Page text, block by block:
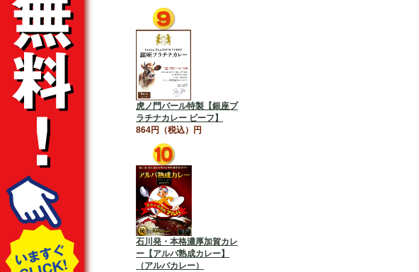
虎ノ門バール特製【銀座プ
ラチナカレー ビーフ】
864円（税込）円
石川発・本格濃厚加賀カレ
ー【アルバ熟成カレー】
（アルバカレー）